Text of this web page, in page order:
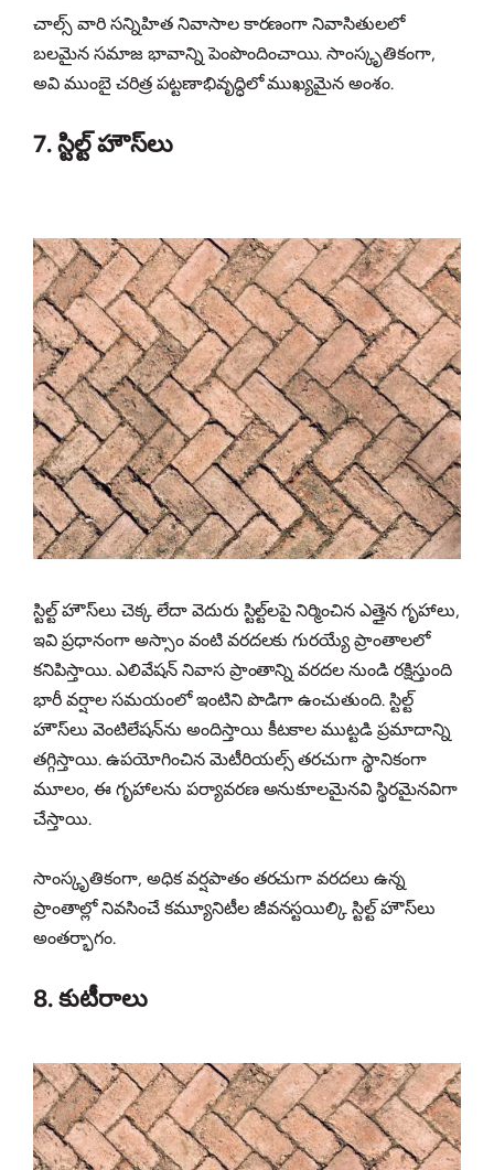
చాల్స్ వారి సన్నిహిత నివాసాల కారణంగా నివాసితులలో
బలమైన సమాజ భావాన్ని పెంపొందించాయి. సాంస్కృతికంగా,
అవి ముంబై చరిత్ర పట్టణాభివృద్ధిలో ముఖ్యమైన అంశం.
7. స్టిల్ట్ హౌస్‌లు
స్టిల్ట్ హౌస్‌లు చెక్క లేదా వెదురు స్టిల్ట్‌లపై నిర్మించిన ఎత్తైన గృహాలు,
ఇవి ప్రధానంగా అస్సాం వంటి వరదలకు గురయ్యే ప్రాంతాలలో
కనిపిస్తాయి. ఎలివేషన్ నివాస ప్రాంతాన్ని వరదల నుండి రక్షిస్తుంది
భారీ వర్షాల సమయంలో ఇంటిని పొడిగా ఉంచుతుంది. స్టిల్ట్
హౌస్‌లు వెంటిలేషన్‌ను అందిస్తాయి కీటకాల ముట్టడి ప్రమాదాన్ని
తగ్గిస్తాయి. ఉపయోగించిన మెటీరియల్స్ తరచుగా స్థానికంగా
మూలం, ఈ గృహాలను పర్యావరణ అనుకూలమైనవి స్థిరమైనవిగా
చేస్తాయి.
సాంస్కృతికంగా, అధిక వర్షపాతం తరచుగా వరదలు ఉన్న
ప్రాంతాల్లో నివసించే కమ్యూనిటీల జీవనస్టయిల్కి స్టిల్ట్ హౌస్‌లు
అంతర్భాగం.
8. కుటీరాలు